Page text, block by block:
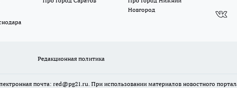
Новгород
Редакционная политика
почта: red@pg21.ru. При использовании материалов новостного